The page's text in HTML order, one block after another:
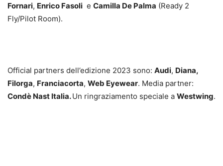
Fornari, Enrico Fasoli e Camilla De Palma (Ready 2
Fly/Pilot Room).
Official partners dell’edizione 2023 sono: Audi, Diana,
Filorga, Franciacorta, Web Eyewear. Media partner:
Condè Nast Italia.Un ringraziamento speciale a Westwing.